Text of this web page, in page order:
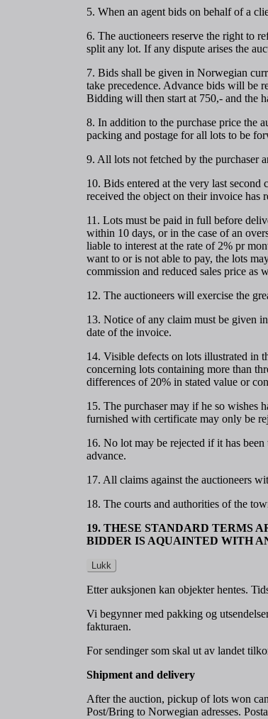
5. When an agent bids on behalf of a
6. The auctioneers reserve the right to
split any lot. If any dispute arises the
7. Bids shall be given in Norwegian
take precedence. Advance bids will be
Bidding will then start at 750,- and the
8. In addition to the purchase price the
packing and postage for all lots to be
9. All lots not fetched by the purchaser
10. Bids entered at the very last
received the object on their invoice has
11. Lots must be paid in full before
within 10 days, or in the case of an
liable to interest at the rate of 2% pr
want to or is not able to pay, the lots
commission and reduced sales price as
12. The auctioneers will exercise the
13. Notice of any claim must be given
date of the invoice.
14. Visible defects on lots illustrated in
concerning lots containing more than
differences of 20% in stated value or
15. The purchaser may if he so wishes
furnished with certificate may only be
16. No lot may be rejected if it has
advance.
17. All claims against the auctioneers
18. The courts and authorities of the
19. THESE STANDARD TERMS
BIDDER IS AQUAINTED WITH
Lukk
Etter auksjonen kan objekter hentes.
Vi begynner med pakking og
fakturaen.
For sendinger som skal ut av landet
Shipment and delivery
After the auction, pickup of lots won
Post/Bring to Norwegian adresses.